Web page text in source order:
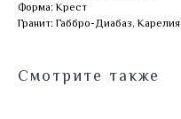
Форма: Крест
Гранит: Габбро-Диабаз, Карелия
Смотрите также